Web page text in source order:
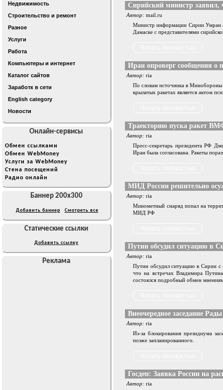
Недвижимость
Строительство и ремонт
Разное
Услуги
Работа
Компьютеры и интернет
Каталог сайтов
Заработк в сети
English category
Новости
Онлайн-сервисы
Обмен ссылками
Обмен WebMoney
Услуги за WebMoney
Стена посещений
Радио онлайн
Баннер 200x300
Добавить баннер Смотреть все
Статические ссылки
Добавить ссылку
Реклама
Сирийский министр
Автор: mail.ru
Министр информации Сирии Умран
Дамаске с представителями
Иран опроверг сообщения о
Автор: ria
По словам источника в
крылатых ракетах является актом
Tраекторию пуска ракет
Автор: ria
Пресс-секретарь президента РФ
Иран была согласована. Ракеты
МИД России решительно
Автор: ria
Минометный снаряд попал на
МИД РФ
Путин обсудил ситуацию в
Автор: ria
Путин обсудил ситуацию в Сирии с
что на встречах Владимира
состоялся подробный обмен
Внеочередное заседание
Автор: ria
Из-за блокирования президиума
позже запланированного.
Госдеп: Заявка России на
Автор: ria